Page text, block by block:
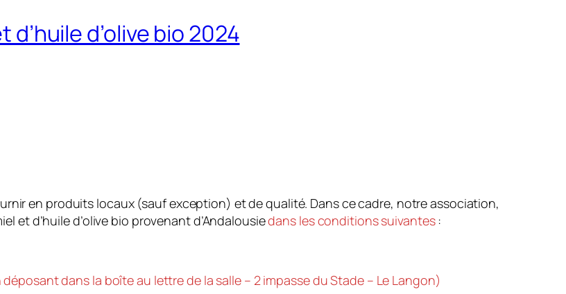
d’olive bio 2024
en produits locaux (sauf exception) et de qualité. Dans ce cadre, notre association,
et d’huile d’olive bio provenant d’Andalousiedans les conditions suivantes:
dans la boîte au lettre de la salle – 2 impasse du Stade – Le Langon)